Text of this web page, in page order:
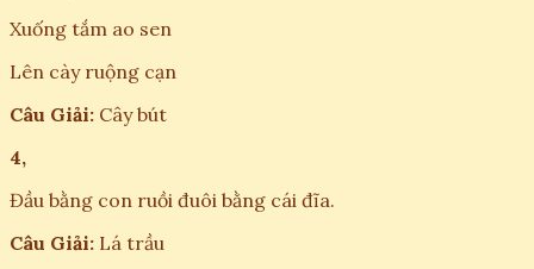
Xuống tắm ao sen
Lên cày ruộng cạn
Câu Giải: Cây bút
4,
Đầu bằng con ruồi đuôi bằng cái đĩa.
Câu Giải: Lá trầu